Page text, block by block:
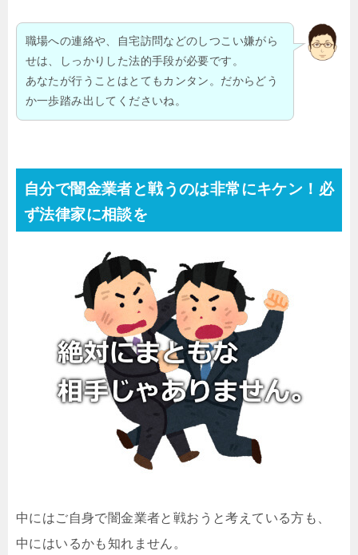
職場への連絡や、自宅訪問などのしつこい嫌がら
せは、しっかりした法的手段が必要です。
あなたが行うことはとてもカンタン。だからどう
か一歩踏み出してくださいね。
自分で闇金業者と戦うのは非常にキケン！必
ず法律家に相談を
中にはご自身で闇金業者と戦おうと考えている方も、
中にはいるかも知れません。